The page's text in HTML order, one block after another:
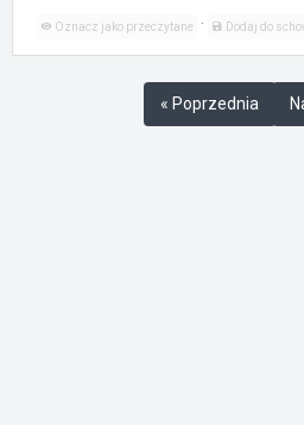
Oznacz jako przeczytane · Dodaj do
« Poprzednia